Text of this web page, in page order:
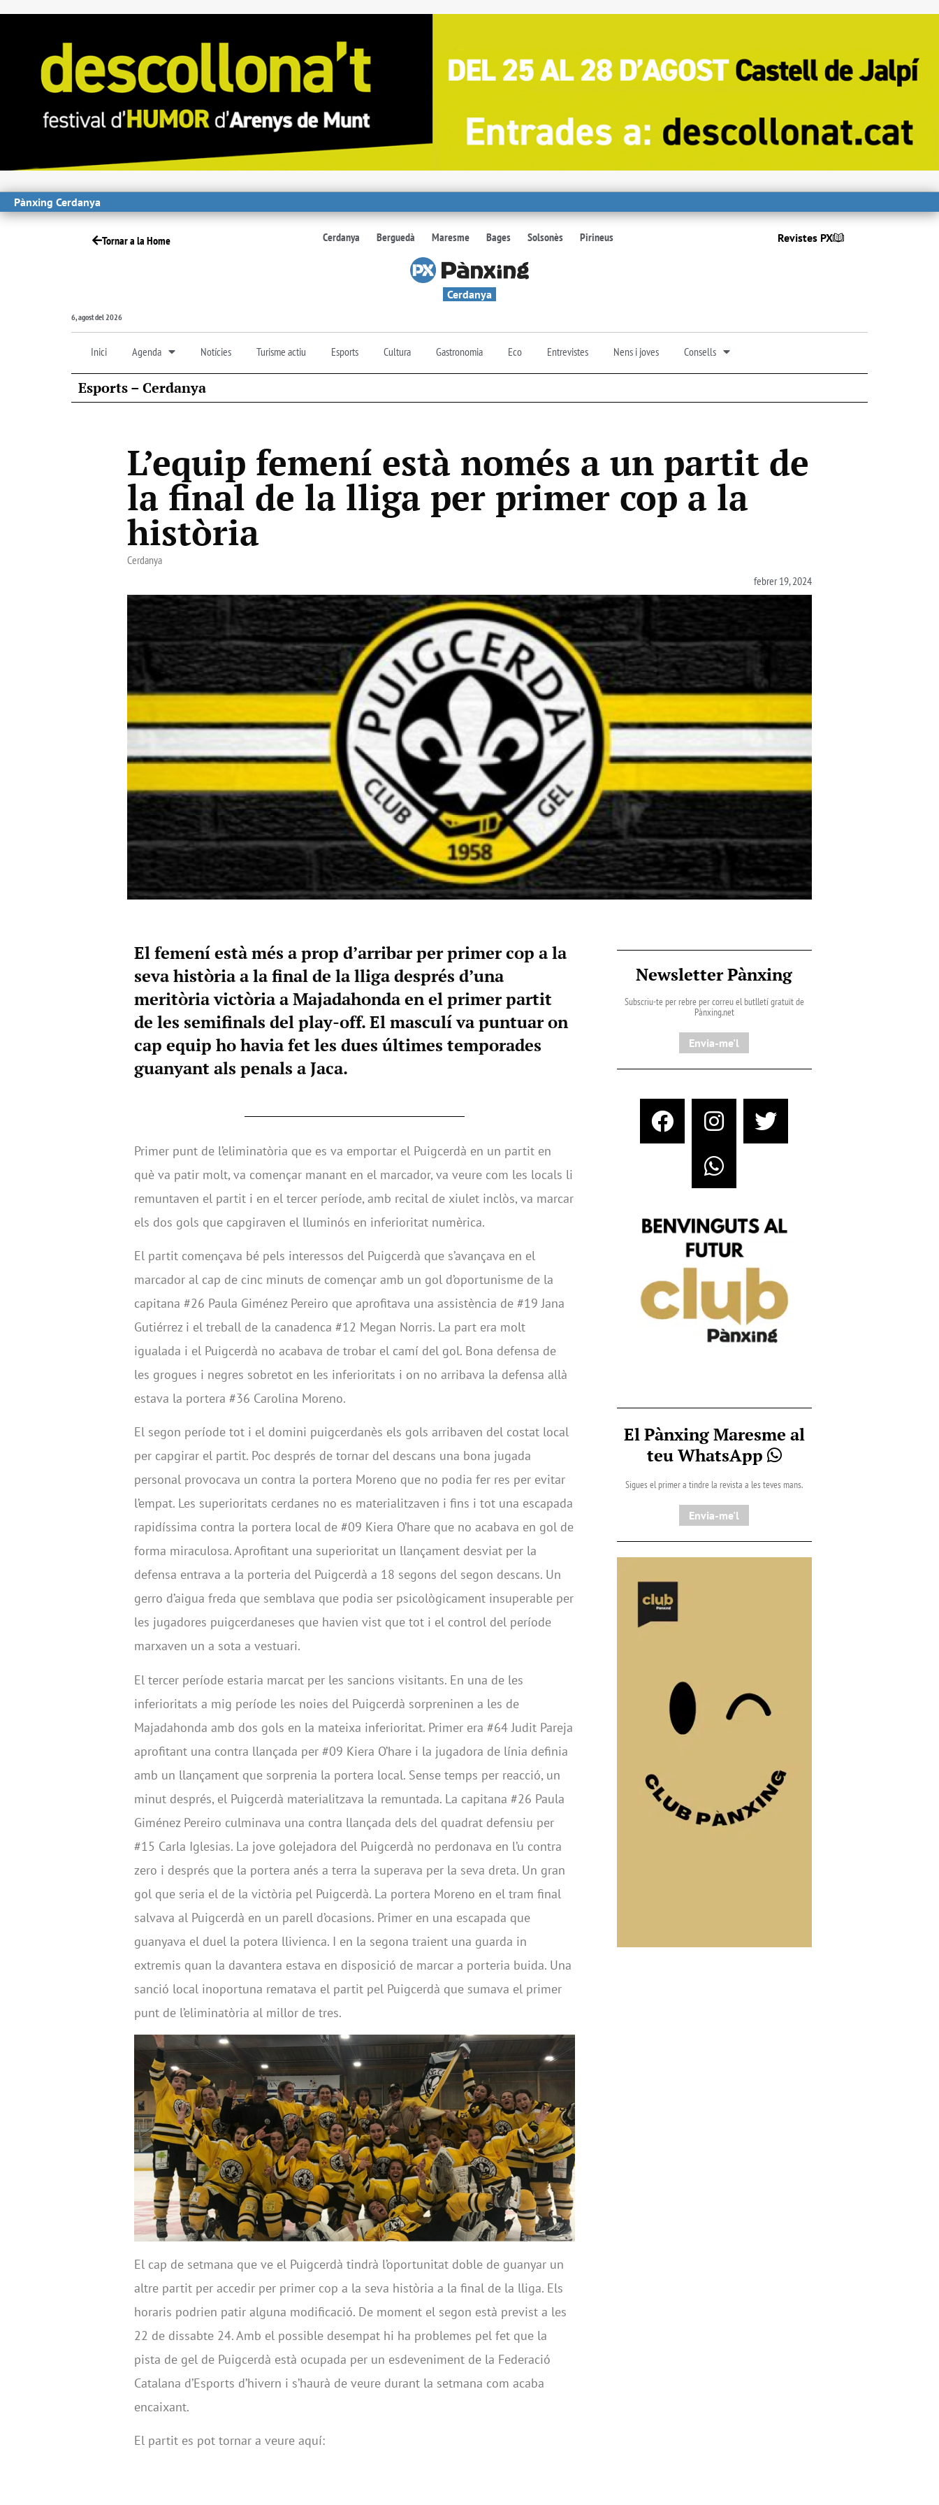
Pànxing Cerdanya
Tornar a la Home Cerdanya Berguedà Maresme Bages Solsonès Pirineus Revistes PX
Cerdanya
6, agost del 2026
Inici Agenda Notícies Turisme actiu Esports Cultura Gastronomia Eco Entrevistes Nens i joves Consells
Esports – Cerdanya
L’equip femení està només a un partit de
la final de la lliga per primer cop a la
història
Cerdanya
febrer 19, 2024
El femení està més a prop d’arribar per primer cop a la
seva història a la final de la lliga després d’una
meritòria victòria a Majadahonda en el primer partit
de les semifinals del play-off. El masculí va puntuar on
cap equip ho havia fet les dues últimes temporades
guanyant als penals a Jaca.
Primer punt de l’eliminatòria que es va emportar el Puigcerdà en un partit en
què va patir molt, va començar manant en el marcador, va veure com les locals li
remuntaven el partit i en el tercer període, amb recital de xiulet inclòs, va marcar
els dos gols que capgiraven el lluminós en inferioritat numèrica.
El partit començava bé pels interessos del Puigcerdà que s’avançava en el
marcador al cap de cinc minuts de començar amb un gol d’oportunisme de la
capitana #26 Paula Giménez Pereiro que aprofitava una assistència de #19 Jana
Gutiérrez i el treball de la canadenca #12 Megan Norris. La part era molt
igualada i el Puigcerdà no acabava de trobar el camí del gol. Bona defensa de
les grogues i negres sobretot en les inferioritats i on no arribava la defensa allà
estava la portera #36 Carolina Moreno.
El segon període tot i el domini puigcerdanès els gols arribaven del costat local
per capgirar el partit. Poc després de tornar del descans una bona jugada
personal provocava un contra la portera Moreno que no podia fer res per evitar
l’empat. Les superioritats cerdanes no es materialitzaven i fins i tot una escapada
rapidíssima contra la portera local de #09 Kiera O’hare que no acabava en gol de
forma miraculosa. Aprofitant una superioritat un llançament desviat per la
defensa entrava a la porteria del Puigcerdà a 18 segons del segon descans. Un
gerro d’aigua freda que semblava que podia ser psicològicament insuperable per
les jugadores puigcerdaneses que havien vist que tot i el control del període
marxaven un a sota a vestuari.
El tercer període estaria marcat per les sancions visitants. En una de les
inferioritats a mig període les noies del Puigcerdà sorpreninen a les de
Majadahonda amb dos gols en la mateixa inferioritat. Primer era #64 Judit Pareja
aprofitant una contra llançada per #09 Kiera O’hare i la jugadora de línia definia
amb un llançament que sorprenia la portera local. Sense temps per reacció, un
minut després, el Puigcerdà materialitzava la remuntada. La capitana #26 Paula
Giménez Pereiro culminava una contra llançada dels del quadrat defensiu per
#15 Carla Iglesias. La jove golejadora del Puigcerdà no perdonava en l’u contra
zero i després que la portera anés a terra la superava per la seva dreta. Un gran
gol que seria el de la victòria pel Puigcerdà. La portera Moreno en el tram final
salvava al Puigcerdà en un parell d’ocasions. Primer en una escapada que
guanyava el duel la potera llivienca. I en la segona traient una guarda in
extremis quan la davantera estava en disposició de marcar a porteria buida. Una
sanció local inoportuna rematava el partit pel Puigcerdà que sumava el primer
punt de l’eliminatòria al millor de tres.
El cap de setmana que ve el Puigcerdà tindrà l’oportunitat doble de guanyar un
altre partit per accedir per primer cop a la seva història a la final de la lliga. Els
horaris podrien patir alguna modificació. De moment el segon està previst a les
22 de dissabte 24. Amb el possible desempat hi ha problemes pel fet que la
pista de gel de Puigcerdà està ocupada per un esdeveniment de la Federació
Catalana d’Esports d’hivern i s’haurà de veure durant la setmana com acaba
encaixant.
El partit es pot tornar a veure aquí:
Newsletter Pànxing
Subscriu-te per rebre per correu el butlletí gratuït de
Pànxing.net​
Envia-me'l
El Pànxing Maresme al
teu WhatsApp
Sigues el primer a tindre la revista a les teves mans.
Envia-me'l